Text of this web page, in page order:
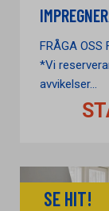
FRÅGA
*Vi
avvikelser...
SE HIT!